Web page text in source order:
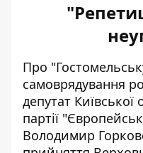
Про
самоврядування
депутат Київської
партії
Володимир